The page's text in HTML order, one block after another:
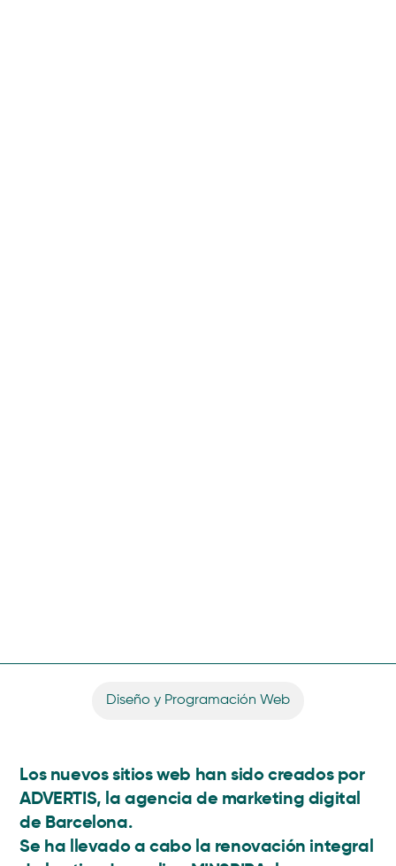
Diseño y Programación Web
Los nuevos sitios web han sido creados por
ADVERTIS, la agencia de marketing digital
de Barcelona.
Se ha llevado a cabo la renovación integral